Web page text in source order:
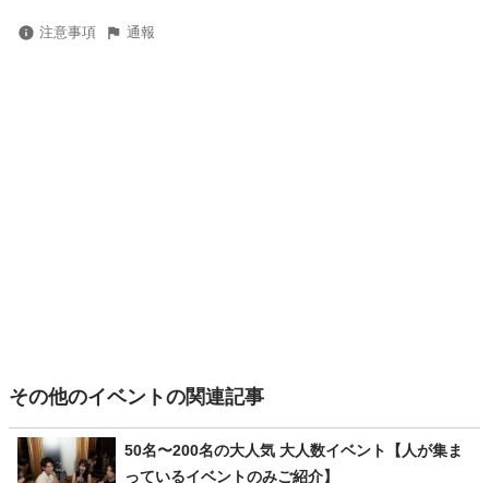
注意事項 通報
その他のイベントの関連記事
50名〜200名の大人気 大人数イベント【人が集ま
っているイベントのみご紹介】